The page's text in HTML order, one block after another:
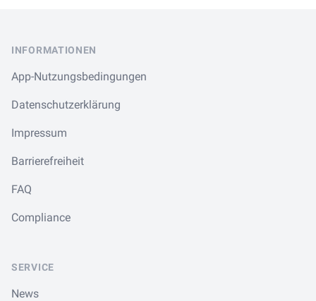
INFORMATIONEN
App-Nutzungsbedingungen
Datenschutzerklärung
Impressum
Barrierefreiheit
FAQ
Compliance
SERVICE
News